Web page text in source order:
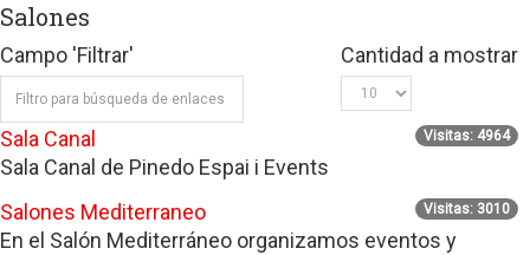
Salones
Campo 'Filtrar' Cantidad a mostrar
Visitas: 4964
Sala Canal
Sala Canal de Pinedo Espai i Events
Visitas: 3010
Salones Mediterraneo
En el Salón Mediterráneo organizamos eventos y